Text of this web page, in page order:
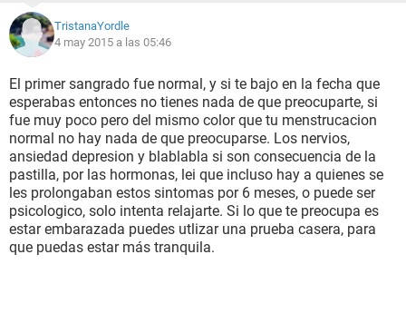
TristanaYordle
4 may 2015 a las 05:46
El primer sangrado fue normal, y si te bajo en la fecha que
esperabas entonces no tienes nada de que preocuparte, si
fue muy poco pero del mismo color que tu menstrucacion
normal no hay nada de que preocuparse. Los nervios,
ansiedad depresion y blablabla si son consecuencia de la
pastilla, por las hormonas, lei que incluso hay a quienes se
les prolongaban estos sintomas por 6 meses, o puede ser
psicologico, solo intenta relajarte. Si lo que te preocupa es
estar embarazada puedes utlizar una prueba casera, para
que puedas estar más tranquila.